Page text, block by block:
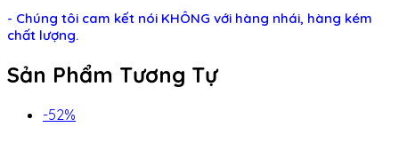
- Chúng tôi cam kết nói KHÔNG với hàng nhái, hàng kém
chất lượng.
Sản Phẩm Tương Tự
-52%